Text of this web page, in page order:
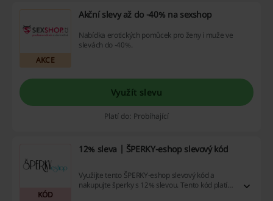
AKCE
Akční slevy až do -40% na sexshop
Nabídka erotických pomůcek pro ženy i muže ve
slevách do -40%.
Využít slevu
Platí do: Probíhající
KÓD
12% sleva | ŠPERKY-eshop slevový kód
Využijte tento ŠPERKY-eshop slevový kód a
nakupujte šperky s 12% slevou. Tento kód platí